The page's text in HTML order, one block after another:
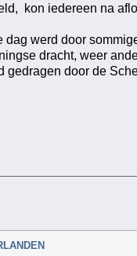
kon iedereen na
werd door
dracht, weer
door de